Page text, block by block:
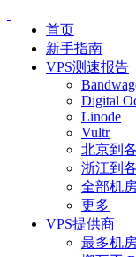
首页
新手指南
VPS测速报告
Digital
Linode
Vultr
北京到
浙江到
全部机
更多
VPS提供商
最多机